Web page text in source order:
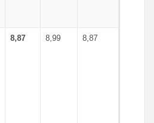
8,87 8,99 8,87